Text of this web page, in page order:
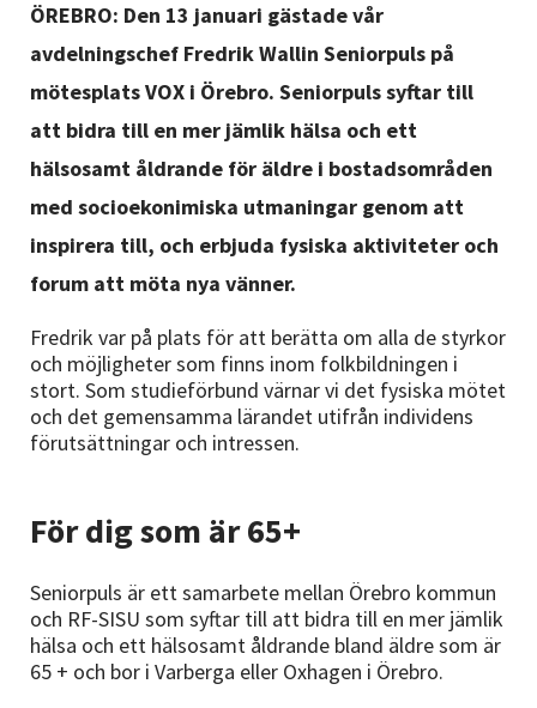
Avdelningar
Lyssna
ÖREBRO: Den 13 januari gästade vår
avdelningschef Fredrik Wallin Seniorpuls på
mötesplats VOX i Örebro. Seniorpuls syftar till
att bidra till en mer jämlik hälsa och ett
hälsosamt åldrande för äldre i bostadsområden
med socioekonimiska utmaningar genom att
inspirera till, och erbjuda fysiska aktiviteter och
forum att möta nya vänner.
Fredrik var på plats för att berätta om alla de styrkor
och möjligheter som finns inom folkbildningen i
stort. Som studieförbund värnar vi det fysiska mötet
och det gemensamma lärandet utifrån individens
förutsättningar och intressen.
För dig som är 65+
Seniorpuls är ett samarbete mellan Örebro kommun
och RF-SISU som syftar till att bidra till en mer jämlik
hälsa och ett hälsosamt åldrande bland äldre som är
65 + och bor i Varberga eller Oxhagen i Örebro.